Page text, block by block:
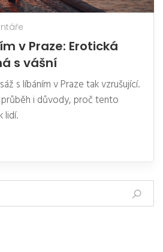
v Praze: Erotická
s vášní
s líbáním v Praze tak vzrušující.
i důvody, proč tento
lidí.